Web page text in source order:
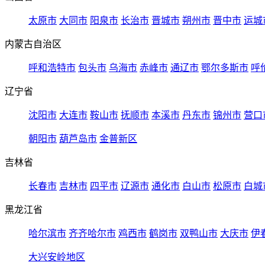
太原市 大同市 阳泉市 长治市 晋城市 朔州市 晋中市 运城
内蒙古自治区
呼和浩特市 包头市 乌海市 赤峰市 通辽市 鄂尔多斯市 呼
辽宁省
沈阳市 大连市 鞍山市 抚顺市 本溪市 丹东市 锦州市 营口
朝阳市 葫芦岛市 金普新区
吉林省
长春市 吉林市 四平市 辽源市 通化市 白山市 松原市 白城
黑龙江省
哈尔滨市 齐齐哈尔市 鸡西市 鹤岗市 双鸭山市 大庆市 伊
大兴安岭地区